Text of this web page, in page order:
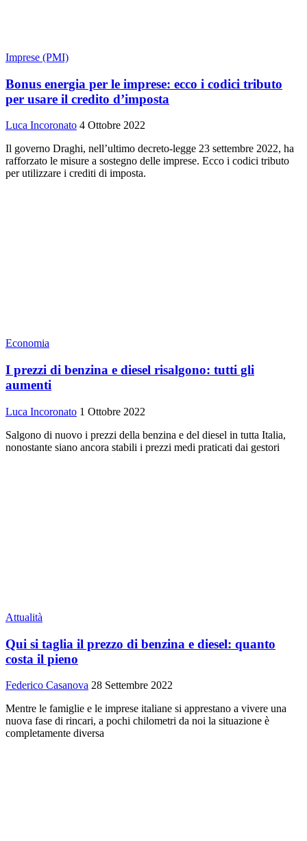
Imprese (PMI)
Bonus energia per le imprese: ecco i codici tributo
per usare il credito d’imposta
Luca Incoronato 4 Ottobre 2022
Il governo Draghi, nell’ultimo decreto-legge 23 settembre 2022, ha
rafforzato le misure a sostegno delle imprese. Ecco i codici tributo
per utilizzare i crediti di imposta.
Economia
I prezzi di benzina e diesel risalgono: tutti gli
aumenti
Luca Incoronato 1 Ottobre 2022
Salgono di nuovo i prezzi della benzina e del diesel in tutta Italia,
nonostante siano ancora stabili i prezzi medi praticati dai gestori
Attualità
Qui si taglia il prezzo di benzina e diesel: quanto
costa il pieno
Federico Casanova 28 Settembre 2022
Mentre le famiglie e le imprese italiane si apprestano a vivere una
nuova fase di rincari, a pochi chilometri da noi la situazione è
completamente diversa